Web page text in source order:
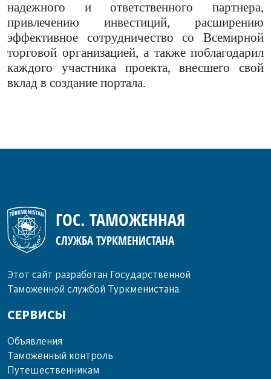
надежного и ответственного партнера,
привлечению инвестиций, расширению
эффективное сотрудничество со Всемирной
торговой организацией, а также поблагодарил
каждого участника проекта, внесшего свой
вклад в создание портала.
ГОС. ТАМОЖЕННАЯ
СЛУЖБА ТУРКМЕНИСТАНА
Этот сайт разработан Государственной
Таможенной службой Туркменистана.
СЕРВИСЫ
Объ­яв­ле­ния
Та­мо­жен­ный кон­троль
Пу­те­шест­вен­ни­кам